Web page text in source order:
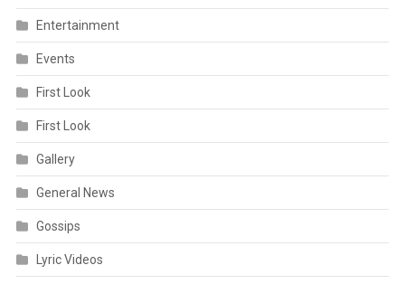
Entertainment
Events
First Look
First Look
Gallery
General News
Gossips
Lyric Videos